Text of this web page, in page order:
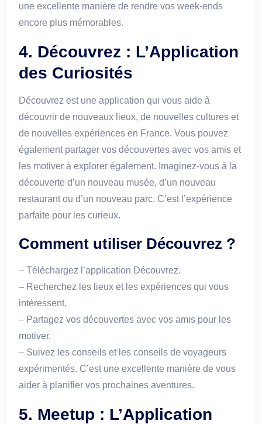
une excellente manière de rendre vos week-ends
encore plus mémorables.
4. Découvrez : L’Application
des Curiosités
Découvrez est une application qui vous aide à
découvrir de nouveaux lieux, de nouvelles cultures et
de nouvelles expériences en France. Vous pouvez
également partager vos découvertes avec vos amis et
les motiver à explorer également. Imaginez-vous à la
découverte d’un nouveau musée, d’un nouveau
restaurant ou d’un nouveau parc. C’est l’expérience
parfaite pour les curieux.
Comment utiliser Découvrez ?
– Téléchargez l’application Découvrez.
– Recherchez les lieux et les expériences qui vous
intéressent.
– Partagez vos découvertes avec vos amis pour les
motiver.
– Suivez les conseils et les conseils de voyageurs
expérimentés. C’est une excellente manière de vous
aider à planifier vos prochaines aventures.
5. Meetup : L’Application